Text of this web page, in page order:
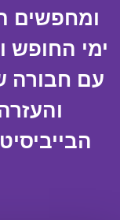
ומחפשים
ימי החופש
עם חבורה